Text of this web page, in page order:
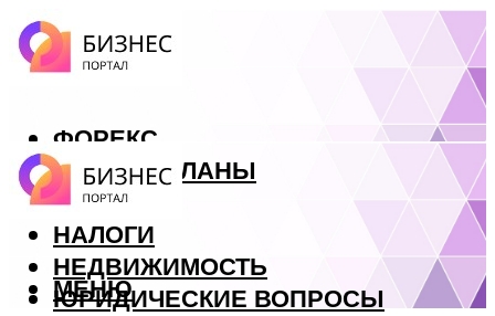
ФОРЕКС
БИЗНЕС ПЛАНЫ
КРЕДИТЫ
НАЛОГИ
НЕДВИЖИМОСТЬ
ЮРИДИЧЕСКИЕ ВОПРОСЫ
МЕНЮ